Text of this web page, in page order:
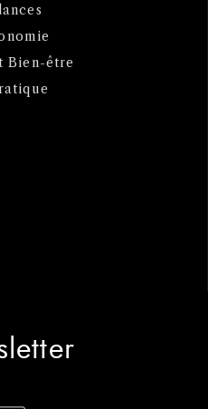
Bien-être